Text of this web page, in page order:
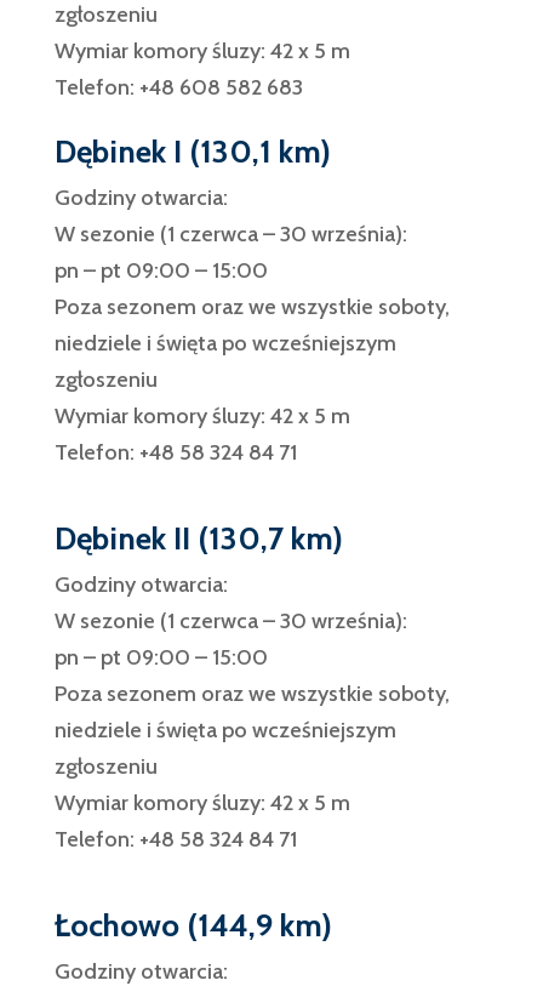
zgłoszeniu
Wymiar komory śluzy: 42 x 5 m
Telefon: +48 608 582 683
Dębinek I (130,1 km)
Godziny otwarcia:
W sezonie (1 czerwca – 30 września):
pn – pt 09:00 – 15:00
Poza sezonem oraz we wszystkie soboty,
niedziele i święta po wcześniejszym
zgłoszeniu
Wymiar komory śluzy: 42 x 5 m
Telefon: +48 58 324 84 71
Dębinek II (130,7 km)
Godziny otwarcia:
W sezonie (1 czerwca – 30 września):
pn – pt 09:00 – 15:00
Poza sezonem oraz we wszystkie soboty,
niedziele i święta po wcześniejszym
zgłoszeniu
Wymiar komory śluzy: 42 x 5 m
Telefon: +48 58 324 84 71
Łochowo (144,9 km)
Godziny otwarcia: